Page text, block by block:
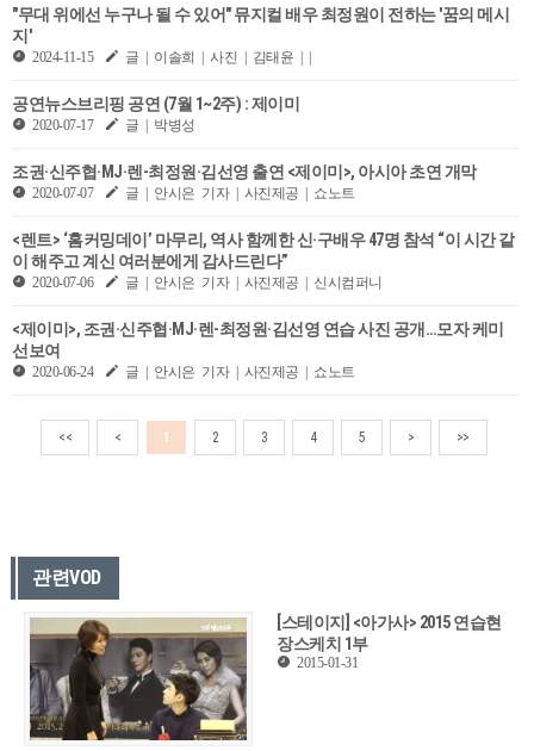
"무대 위에선 누구나 될 수 있어" 뮤지컬 배우 최정원이 전하는 '꿈의 메시
지'
2024-11-15 글 | 이솔희 | 사진 | 김태윤 | |
공연뉴스브리핑 공연 (7월 1~2주) : 제이미
2020-07-17 글 | 박병성
조권·신주협·MJ·렌-최정원·김선영 출연 <제이미>, 아시아 초연 개막
2020-07-07 글 | 안시은 기자 | 사진제공 | 쇼노트
<렌트> ‘홈커밍데이’ 마무리, 역사 함께한 신·구배우 47명 참석 “이 시간 같
이 해주고 계신 여러분에게 감사드린다”
2020-07-06 글 | 안시은 기자 | 사진제공 | 신시컴퍼니
<제이미>, 조권·신주협·MJ·렌-최정원·김선영 연습 사진 공개…모자 케미
선보여
2020-06-24 글 | 안시은 기자 | 사진제공 | 쇼노트
<< < 1 2 3 4 5 > >>
관련VOD
[스테이지] <아가사> 2015 연습현
장스케치 1부
2015-01-31